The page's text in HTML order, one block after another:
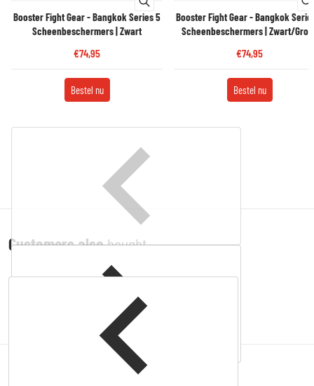
Booster Fight Gear - Bangkok Series 5
Scheenbeschermers | Zwart
€74,95
Bestel nu
Booster Fight Gear - Bangkok
Scheenbeschermers | Zwart/
€74,95
Bestel nu
Customers alsobought
products